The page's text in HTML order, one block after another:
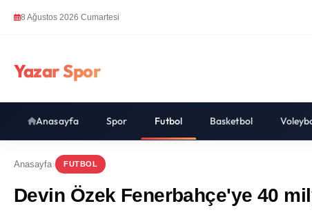
8 Ağustos 2026 Cumartesi
Yazar Spor
Anasayfa Spor Futbol Basketbol
Anasayfa FUTBOL
Devin Özek Fenerbahçe'ye 40